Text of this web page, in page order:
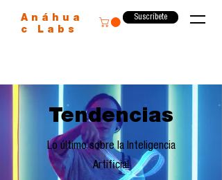
Anáhua
c Labs
Suscríbete
Tendencias
Lo último sobre la Inteligencia
Artificial